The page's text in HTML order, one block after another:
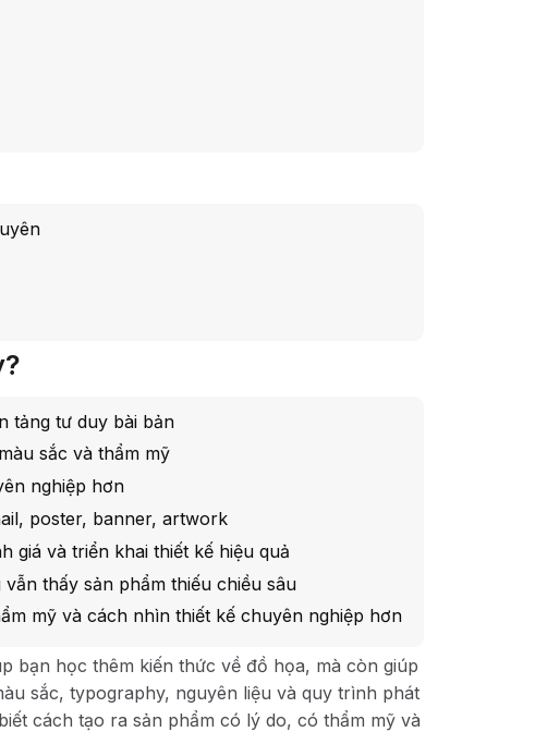
tảng tư duy bài bản
sắc và thẩm mỹ
nghiệp hơn
poster, banner, artwork
giá và triển khai thiết kế hiệu quả
thấy sản phẩm thiếu chiều sâu
mỹ và cách nhìn thiết kế chuyên nghiệp hơn
bạn học thêm kiến thức về đồ họa, mà còn giúp
sắc, typography, nguyên liệu và quy trình phát
cách tạo ra sản phẩm có lý do, có thẩm mỹ và